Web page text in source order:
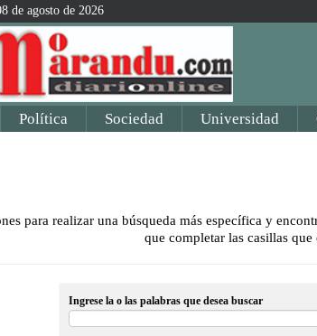
de agosto de 2026
Política Sociedad Universidad
para realizar una búsqueda más específica y
que completar las casillas que
Ingrese la o las palabras que desea buscar